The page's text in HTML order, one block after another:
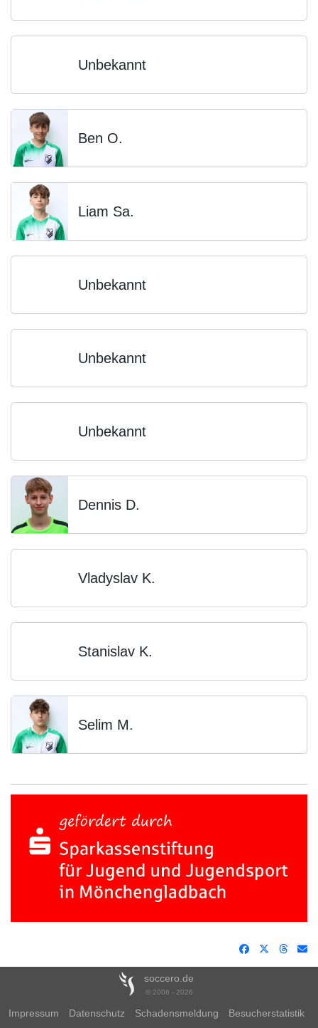
Unbekannt
Ben O.
Liam Sa.
Unbekannt
Unbekannt
Unbekannt
Dennis D.
Vladyslav K.
Stanislav K.
Selim M.
soccero.de
© 2006 - 2026
Impressum Datenschutz Schadensmeldung
Besucherstatistik